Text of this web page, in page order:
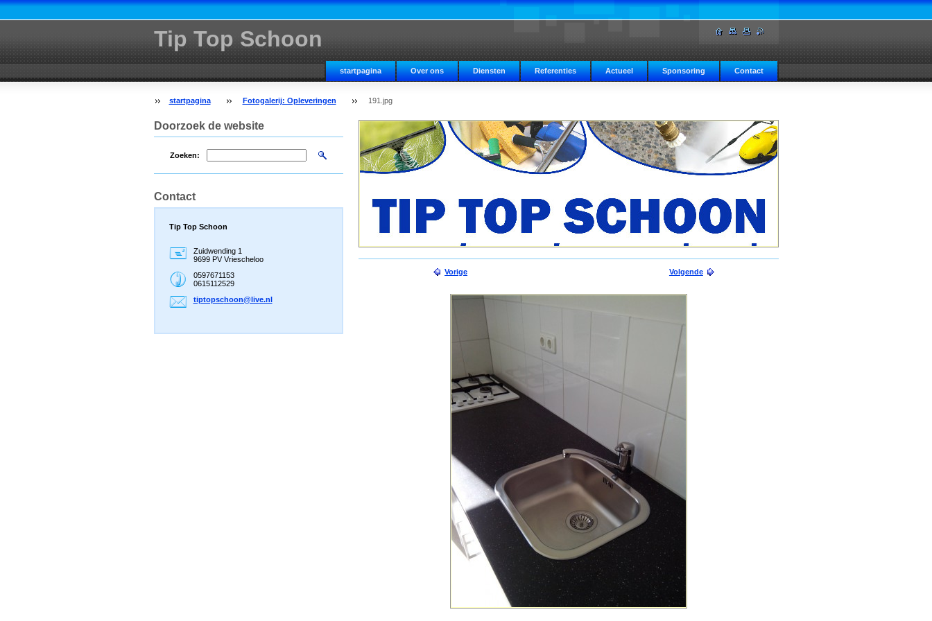
Tip Top Schoon
startpagina Over ons Diensten Referenties Actueel Sponsoring Contact
startpagina Fotogalerij: Opleveringen 191.jpg
Vorige Volgende
Doorzoek de website
Zoeken:
Contact
Tip Top Schoon
Zuidwending 1
9699 PV Vriescheloo
0597671153
0615112529
tiptopschoon@live.nl